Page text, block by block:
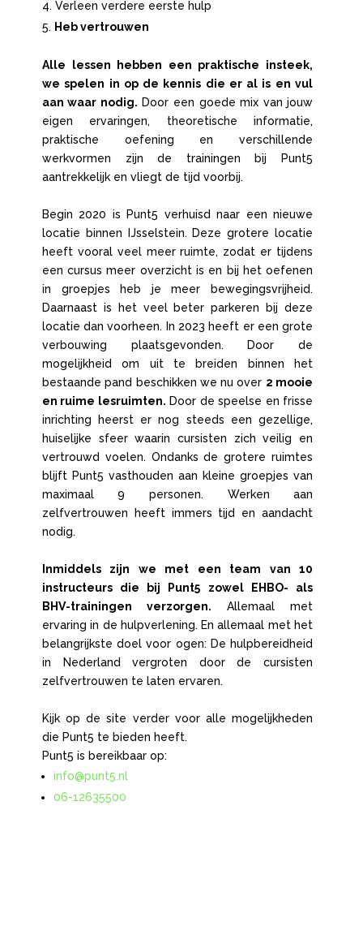
Verleen verdere eerste hulp
Heb vertrouwen
Alle lessen hebben een praktische insteek,
we spelen in op de kennis die er al is en vul
aan waar nodig. Door een goede mix van jouw
eigen ervaringen, theoretische informatie,
praktische oefening en verschillende
werkvormen zijn de trainingen bij Punt5
aantrekkelijk en vliegt de tijd voorbij.
Begin 2020 is Punt5 verhuisd naar een nieuwe
locatie binnen IJsselstein. Deze grotere locatie
heeft vooral veel meer ruimte, zodat er tijdens
een cursus meer overzicht is en bij het oefenen
in groepjes heb je meer bewegingsvrijheid.
Daarnaast is het veel beter parkeren bij deze
locatie dan voorheen. In 2023 heeft er een grote
verbouwing plaatsgevonden. Door de
mogelijkheid om uit te breiden binnen het
bestaande pand beschikken we nu over 2 mooie
en ruime lesruimten. Door de speelse en frisse
inrichting heerst er nog steeds een gezellige,
huiselijke sfeer waarin cursisten zich veilig en
vertrouwd voelen. Ondanks de grotere ruimtes
blijft Punt5 vasthouden aan kleine groepjes van
maximaal 9 personen. Werken aan
zelfvertrouwen heeft immers tijd en aandacht
nodig.
Inmiddels zijn we met een team van 10
instructeurs die bij Punt5 zowel EHBO- als
BHV-trainingen verzorgen. Allemaal met
ervaring in de hulpverlening. En allemaal met het
belangrijkste doel voor ogen: De hulpbereidheid
in Nederland vergroten door de cursisten
zelfvertrouwen te laten ervaren.
Kijk op de site verder voor alle mogelijkheden
die Punt5 te bieden heeft.
Punt5 is bereikbaar op:
info@punt5.nl
06-12635500